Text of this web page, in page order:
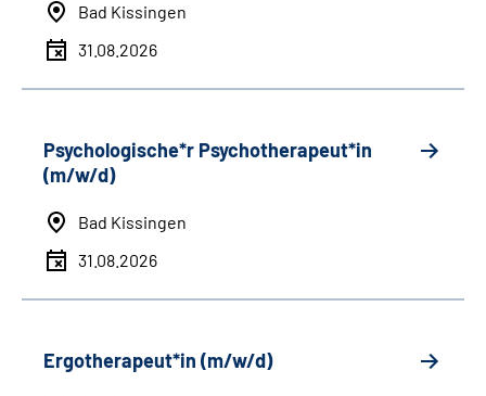
Bad Kissingen
31.08.2026
Psychologische*r Psychotherapeut*in
(m/w/d)
Bad Kissingen
31.08.2026
Ergotherapeut*in (m/w/d)